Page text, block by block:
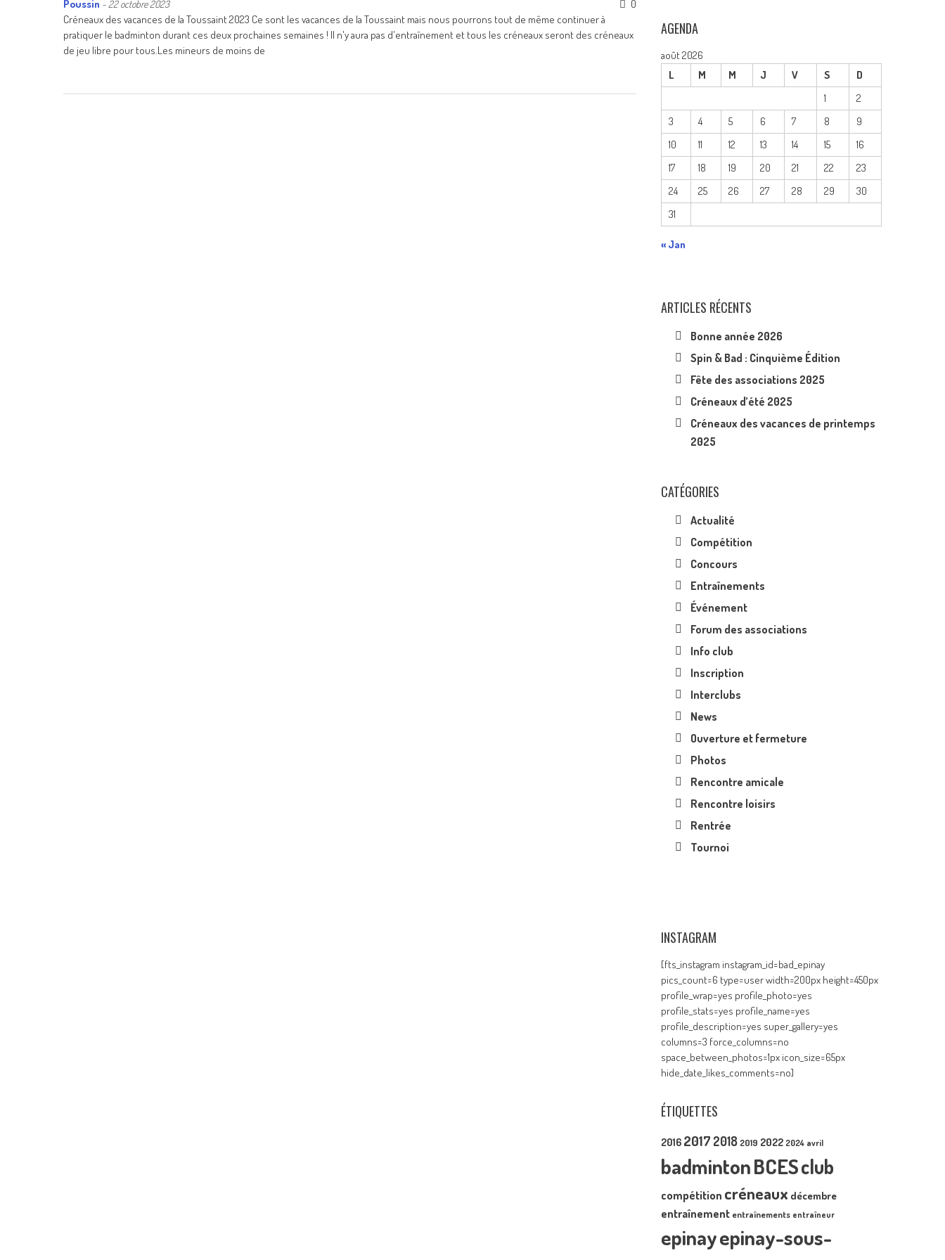
Poussin - 22 octobre 2023
0
Créneaux des vacances de la Toussaint 2023 Ce sont les vacances de la Toussaint mais nous pourrons tout de même continuer à
pratiquer le badminton durant ces deux prochaines semaines ! Il n'y aura pas d'entraînement et tous les créneaux seront des créneaux
de jeu libre pour tous.Les mineurs de moins de
AGENDA
août 2026
L
M M J V S
D
1
2
3
4 5 6 7 8
9
10
11 12 13 14 15
16
17
18 19 20 21 22
23
24
25 26 27 28 29
30
31
« Jan
ARTICLES RÉCENTS
Bonne année 2026
Spin & Bad : Cinquième Édition
Fête des associations 2025
Créneaux d’été 2025
Créneaux des vacances de printemps
2025
CATÉGORIES
Actualité
Compétition
Concours
Entraînements
Événement
Forum des associations
Info club
Inscription
Interclubs
News
Ouverture et fermeture
Photos
Rencontre amicale
Rencontre loisirs
Rentrée
Tournoi
INSTAGRAM
[fts_instagram instagram_id=bad_epinay
pics_count=6 type=user width=200px height=450px
profile_wrap=yes profile_photo=yes
profile_stats=yes profile_name=yes
profile_description=yes super_gallery=yes
columns=3 force_columns=no
space_between_photos=1px icon_size=65px
hide_date_likes_comments=no]
ÉTIQUETTES
2016 2017 2018 2019 2022 2024 avril
badmintonBCESclub
compétition créneaux décembre
entraînement entraînements entraîneur
epinayepinay-sous-